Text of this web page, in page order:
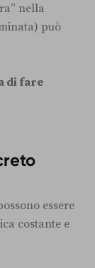
nella
può
di fare
essere
costante e